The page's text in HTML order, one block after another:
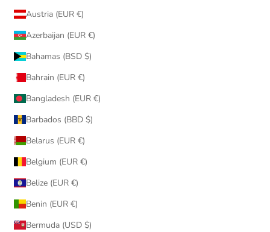
Austria (EUR €)
Azerbaijan (EUR €)
Bahamas (BSD $)
Bahrain (EUR €)
Bangladesh (EUR €)
Barbados (BBD $)
Belarus (EUR €)
Belgium (EUR €)
Belize (EUR €)
Benin (EUR €)
Bermuda (USD $)